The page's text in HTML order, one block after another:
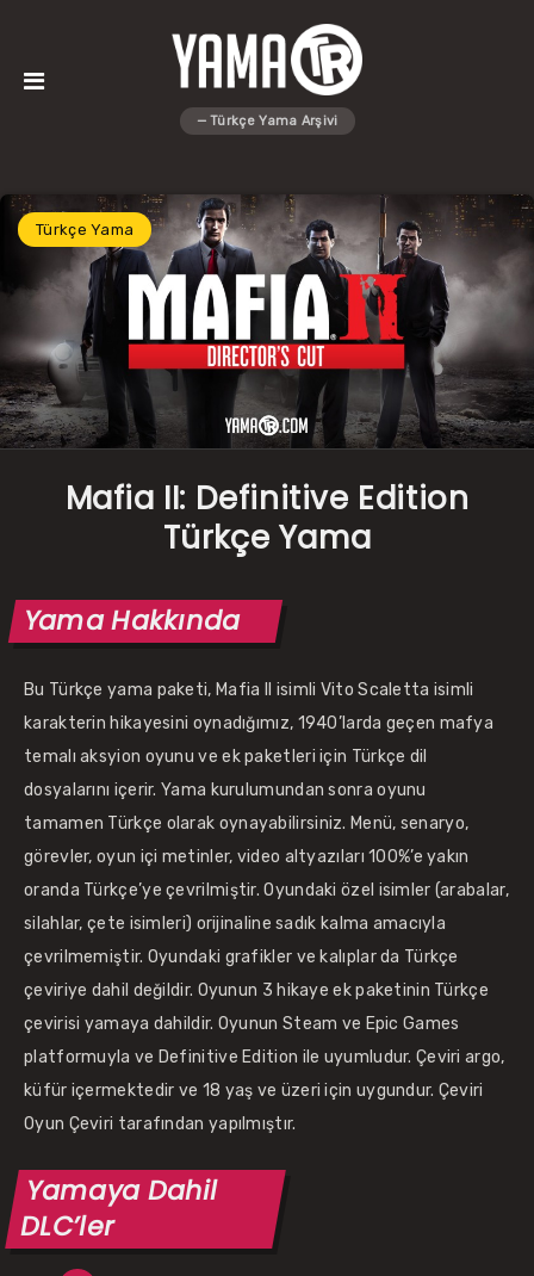
Türkçe Yama
Mafia II: Definitive Edition
Türkçe Yama
Yama Hakkında
Bu Türkçe yama paketi, Mafia II isimli Vito Scaletta isimli
karakterin hikayesini oynadığımız, 1940’larda geçen mafya
temalı aksyion oyunu ve ek paketleri için Türkçe dil
dosyalarını içerir. Yama kurulumundan sonra oyunu
tamamen Türkçe olarak oynayabilirsiniz. Menü, senaryo,
görevler, oyun içi metinler, video altyazıları 100%’e yakın
oranda Türkçe’ye çevrilmiştir. Oyundaki özel isimler (arabalar,
silahlar, çete isimleri) orijinaline sadık kalma amacıyla
çevrilmemiştir. Oyundaki grafikler ve kalıplar da Türkçe
çeviriye dahil değildir. Oyunun 3 hikaye ek paketinin Türkçe
çevirisi yamaya dahildir. Oyunun Steam ve Epic Games
platformuyla ve Definitive Edition ile uyumludur. Çeviri argo,
küfür içermektedir ve 18 yaş ve üzeri için uygundur. Çeviri
Oyun Çeviri tarafından yapılmıştır.
Yamaya Dahil
DLC’ler